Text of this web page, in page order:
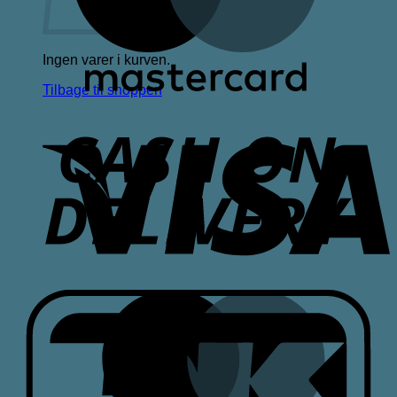
Ingen varer i kurven.
Tilbage til shoppen